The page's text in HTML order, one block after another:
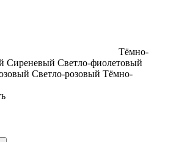
Тёмно-
Сиреневый Светло-фиолетовый
Светло-розовый Тёмно-